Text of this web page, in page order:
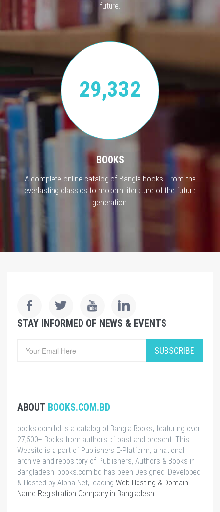
future.
29,332
BOOKS
A complete online catalog of Bangla books. From the
everlasting classics to modern literature of the future
generation.
STAY INFORMED OF NEWS & EVENTS
SUBSCRIBE
ABOUT BOOKS.COM.BD
books.com.bd is a catalog of Bangla Books, featuring over
27,500+ Books from authors of past and present. This
Website is a part of Publishers E-Platform, a national
archive and repository of Publishers, Authors & Books in
Bangladesh. books.com.bd has been Designed, Developed
& Hosted by Alpha Net, leading Web Hosting & Domain
Name Registration Company in Bangladesh